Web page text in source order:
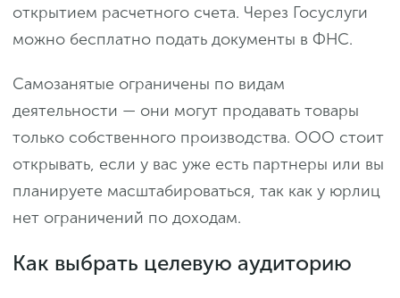
открытием расчетного счета. Через Госуслуги
можно бесплатно подать документы в ФНС.
Самозанятые ограничены по видам
деятельности — они могут продавать товары
только собственного производства. ООО стоит
открывать, если у вас уже есть партнеры или вы
планируете масштабироваться, так как у юрлиц
нет ограничений по доходам.
Как выбрать целевую аудиторию